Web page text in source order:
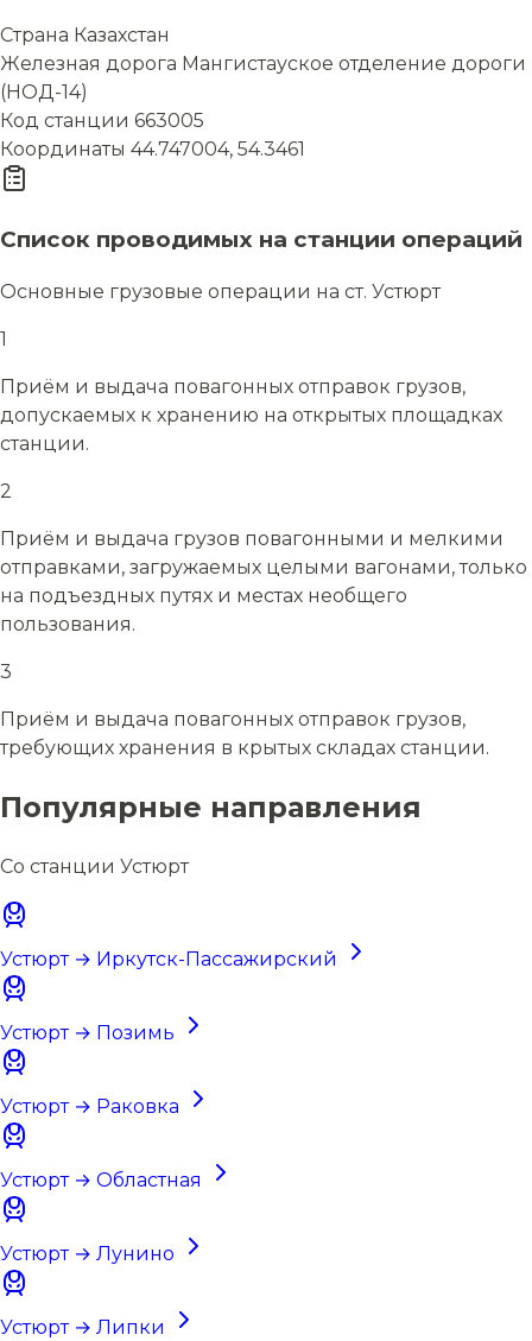
Страна Казахстан
Железная дорога Мангистауское отделение дороги
(НОД-14)
Код станции 663005
Координаты 44.747004, 54.3461
Список проводимых на станции операций
Основные грузовые операции на ст. Устюрт
1
Приём и выдача повагонных отправок грузов,
допускаемых к хранению на открытых площадках
станции.
2
Приём и выдача грузов повагонными и мелкими
отправками, загружаемых целыми вагонами, только
на подъездных путях и местах необщего
пользования.
3
Приём и выдача повагонных отправок грузов,
требующих хранения в крытых складах станции.
Популярные направления
Со станции Устюрт
Устюрт → Иркутск-Пассажирский
Устюрт → Позимь
Устюрт → Раковка
Устюрт → Областная
Устюрт → Лунино
Устюрт → Липки